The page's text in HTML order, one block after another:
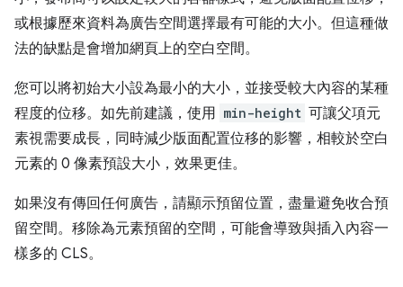
或根據歷來資料為廣告空間選擇最有可能的大小。但這種做
法的缺點是會增加網頁上的空白空間。
您可以將初始大小設為最小的大小，並接受較大內容的某種
程度的位移。如先前建議，使用 min-height 可讓父項元
素視需要成長，同時減少版面配置位移的影響，相較於空白
元素的 0 像素預設大小，效果更佳。
如果沒有傳回任何廣告，請顯示預留位置，盡量避免收合預
留空間。移除為元素預留的空間，可能會導致與插入內容一
樣多的 CLS。